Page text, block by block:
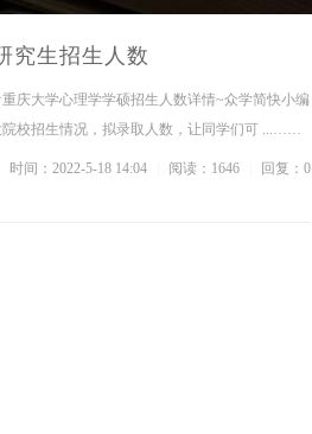
究生招生人数
庆大学心理学学硕招生人数详情~众学简快小编
校招生情况，拟录取人数，让同学们可 ...……
时间：2022-5-18 14:04 阅读：1646 回复：0